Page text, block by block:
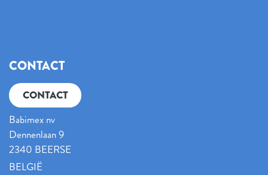
CONTACT
CONTACT
Babimex nv
Dennenlaan 9
2340 BEERSE
BELGIË